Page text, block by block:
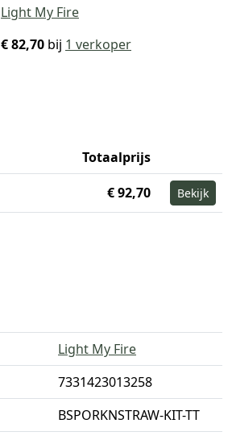
Light My Fire
€ 82,70 bij 1 verkoper
Totaalprijs
€ 92,70 Bekijk
Light My Fire
7331423013258
BSPORKNSTRAW-KIT-TT